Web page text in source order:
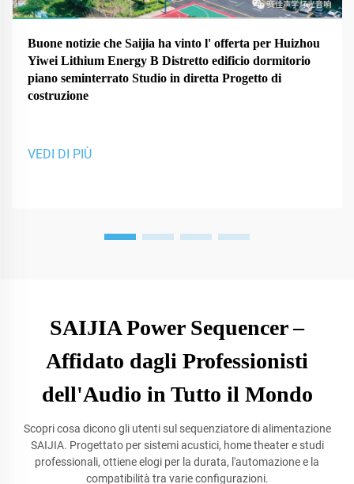
Buone notizie che Saijia ha vinto l' offerta per Huizhou
Yiwei Lithium Energy B Distretto edificio dormitorio
piano seminterrato Studio in diretta Progetto di
costruzione
VEDI DI PIÙ
SAIJIA Power Sequencer –
Affidato dagli Professionisti
dell'Audio in Tutto il Mondo
Scopri cosa dicono gli utenti sul sequenziatore di alimentazione
SAIJIA. Progettato per sistemi acustici, home theater e studi
professionali, ottiene elogi per la durata, l'automazione e la
compatibilità tra varie configurazioni.